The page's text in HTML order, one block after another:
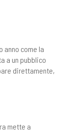
anno come la
a un pubblico
direttamente,
mette a